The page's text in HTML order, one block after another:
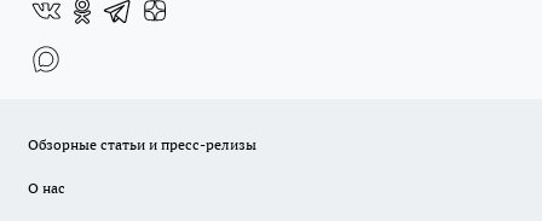
Обзорные статьи и пресс-релизы
О нас